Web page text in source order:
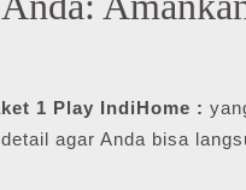
1 Play IndiHome :
agar Anda bisa